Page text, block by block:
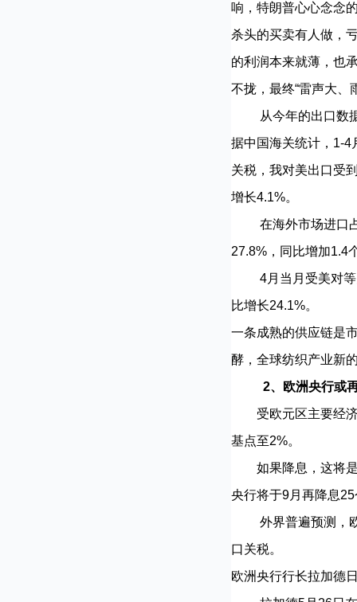
响，特朗普心心念念
杀头的买卖有人做，
的利润本来就薄，也
不拢，最终“雷声大、
从今年的出口数据
据中国海关统计，1-4
关税，我对美出口受
增长4.1%。
在海外市场进口占
27.8%，同比增加1.4
4月当月受美对等关
比增长24.1%。
一条成熟的供应链是
酵，全球纺织产业新
2、欧洲央行或
受欧元区主要经济
基点至2%。
如果降息，这将是
央行将于9月再降息
外界普遍预测，欧
口关税。
欧洲央行行长拉加德